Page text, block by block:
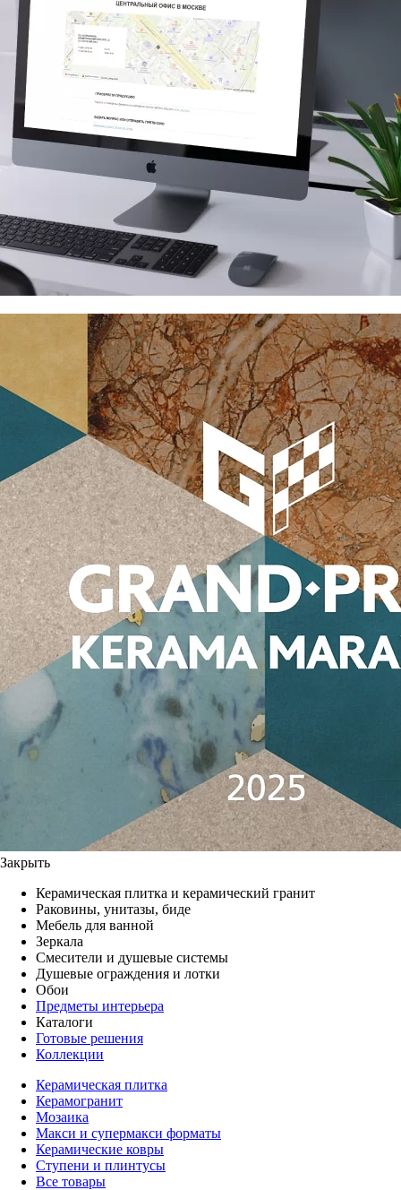
Закрыть
Керамическая плитка и керамический гранит
Раковины, унитазы, биде
Мебель для ванной
Зеркала
Смесители и душевые системы
Душевые ограждения и лотки
Обои
Предметы интерьера
Каталоги
Готовые решения
Коллекции
Керамическая плитка
Керамогранит
Мозаика
Макси и супермакси форматы
Керамические ковры
Ступени и плинтусы
Все товары